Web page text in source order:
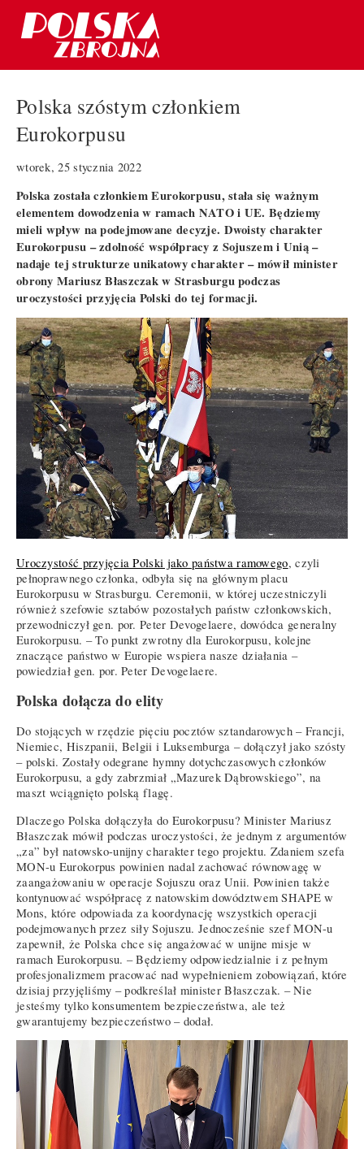
Polska szóstym członkiem
Eurokorpusu
wtorek, 25 stycznia 2022
Polska została członkiem Eurokorpusu, stała się ważnym
elementem dowodzenia w ramach NATO i UE. Będziemy
mieli wpływ na podejmowane decyzje. Dwoisty charakter
Eurokorpusu – zdolność współpracy z Sojuszem i Unią –
nadaje tej strukturze unikatowy charakter – mówił minister
obrony Mariusz Błaszczak w Strasburgu podczas
uroczystości przyjęcia Polski do tej formacji.
Uroczystość przyjęcia Polski jako państwa ramowego, czyli
pełnoprawnego członka, odbyła się na głównym placu
Eurokorpusu w Strasburgu. Ceremonii, w której uczestniczyli
również szefowie sztabów pozostałych państw członkowskich,
przewodniczył gen. por. Peter Devogelaere, dowódca generalny
Eurokorpusu. – To punkt zwrotny dla Eurokorpusu, kolejne
znaczące państwo w Europie wspiera nasze działania –
powiedział gen. por. Peter Devogelaere.
Polska dołącza do elity
Do stojących w rzędzie pięciu pocztów sztandarowych – Francji,
Niemiec, Hiszpanii, Belgii i Luksemburga – dołączył jako szósty
– polski. Zostały odegrane hymny dotychczasowych członków
Eurokorpusu, a gdy zabrzmiał „Mazurek Dąbrowskiego”, na
maszt wciągnięto polską flagę.
Dlaczego Polska dołączyła do Eurokorpusu? Minister Mariusz
Błaszczak mówił podczas uroczystości, że jednym z argumentów
„za” był natowsko-unijny charakter tego projektu. Zdaniem szefa
MON-u Eurokorpus powinien nadal zachować równowagę w
zaangażowaniu w operacje Sojuszu oraz Unii. Powinien także
kontynuować współpracę z natowskim dowództwem SHAPE w
Mons, które odpowiada za koordynację wszystkich operacji
podejmowanych przez siły Sojuszu. Jednocześnie szef MON-u
zapewnił, że Polska chce się angażować w unijne misje w
ramach Eurokorpusu. – Będziemy odpowiedzialnie i z pełnym
profesjonalizmem pracować nad wypełnieniem zobowiązań, które
dzisiaj przyjęliśmy – podkreślał minister Błaszczak. – Nie
jesteśmy tylko konsumentem bezpieczeństwa, ale też
gwarantujemy bezpieczeństwo – dodał.